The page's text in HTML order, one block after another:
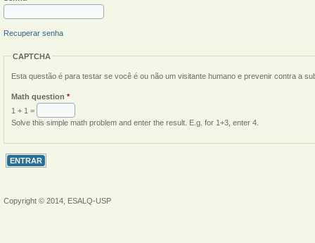
Recuperar senha
CAPTCHA
Esta questão é para testar se você é ou não um visitante humano e prevenir contra a
Math question *
1 + 1 =
Solve this simple math problem and enter the result. E.g. for 1+3, enter 4.
Copyright © 2014, ESALQ-USP